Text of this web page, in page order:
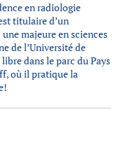
en radiologie
titulaire d’un
majeure en sciences
de l’Université de
dans le parc du Pays
où il pratique la